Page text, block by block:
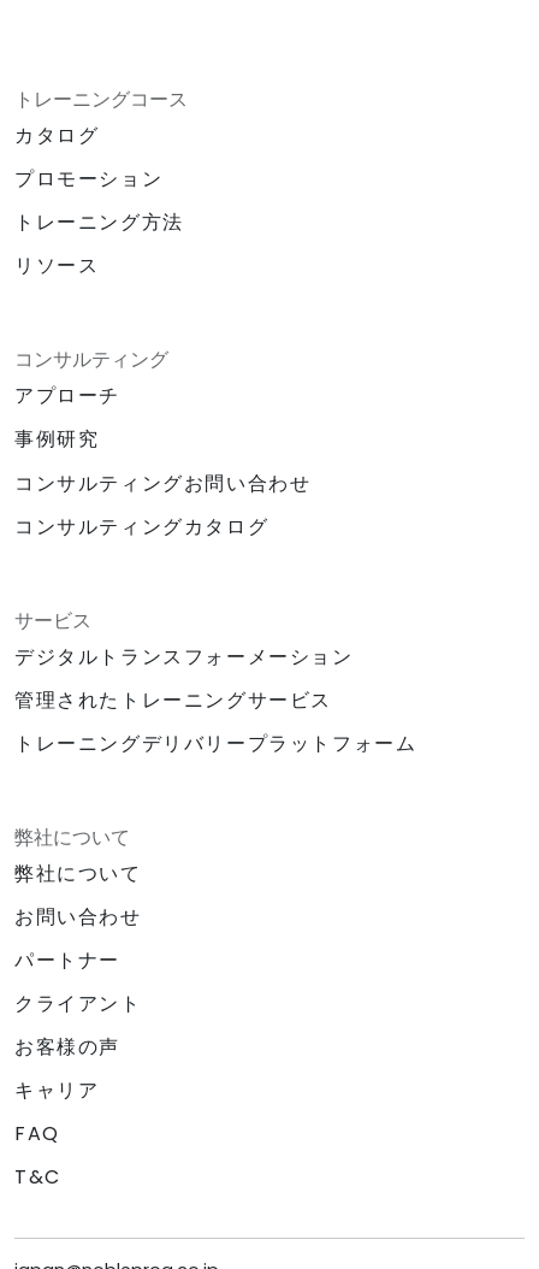
トレーニングコース
カタログ
プロモーション
トレーニング方法
リソース
コンサルティング
アプローチ
事例研究
コンサルティングお問い合わせ
コンサルティングカタログ
サービス
デジタルトランスフォーメーション
管理されたトレーニングサービス
トレーニングデリバリープラットフォーム
弊社について
弊社について
お問い合わせ
パートナー
クライアント
お客様の声
キャリア
FAQ
T&C